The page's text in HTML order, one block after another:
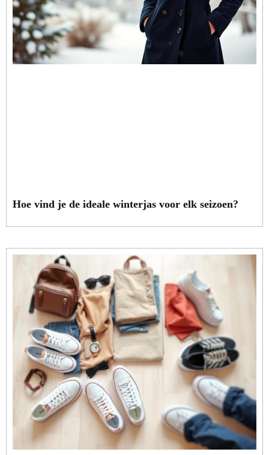
Hoe vind je de ideale winterjas voor elk seizoen?